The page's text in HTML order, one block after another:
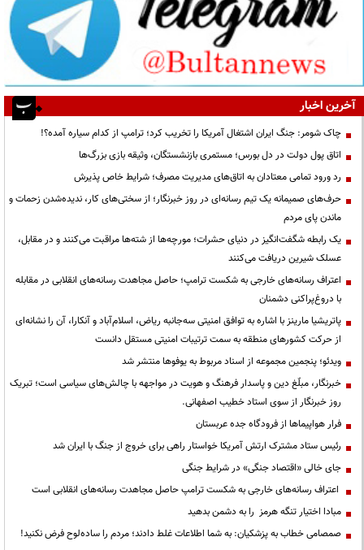
آخرین اخبار
چاک شومر: جنگ ایران اشتغال آمریکا را تخریب کرد؛ ترامپ از کدام سیاره آمده؟!
اتاق پول دولت در دل بورس؛ مستمری بازنشستگان، وثیقه بازی بزرگ‌ها
رد ورود تمامی معتادان به اتاق‌های مدیریت مصرف؛ شرایط خاص پذیرش
حرف‌های صمیمانه یک تیم رسانه‌ای در روز خبرنگار؛ از سختی‌های کار، ندیده‌شدن زحمات و
ماندن پای مردم
یک رابطه شگفت‌انگیز در دنیای حشرات؛ مورچه‌ها از شته‌ها مراقبت می‌کنند و در مقابل،
عسلک شیرین دریافت می‌کنند
اعتراف رسانه‌های خارجی به شکست ترامپ؛ حاصل مجاهدت رسانه‌های انقلابی در مقابله
با دروغ‌پراکنی دشمنان
پاتریشیا مارینز با اشاره به توافق امنیتی سه‌جانبه ریاض، اسلام‌آباد و آنکارا، آن را نشانه‌ای
از حرکت کشورهای منطقه به سمت ترتیبات امنیتی مستقل دانست
ویدئو؛ پنجمین مجموعه از اسناد مربوط به یوفوها منتشر شد
خبرنگار، مبلّغ دین و پاسدار فرهنگ و هویت در مواجهه با چالش‌های سیاسی است؛ تبریک
روز خبرنگار از سوی استاد خطیب اصفهانی.
فرار هواپیماها از فرودگاه جده عربستان
رئیس ستاد مشترک ارتش آمریکا خواستار راهی برای خروج از جنگ با ایران شد
جای خالی «اقتصاد جنگی» در شرایط جنگی
اعتراف رسانه‌های خارجی به شکست ترامپ حاصل مجاهدت رسانه‌های انقلابی است
مبادا اختیار تنگه هرمز را به دشمن بدهید
صمصامی خطاب به پزشکیان: به شما اطلاعات غلط دادند؛ مردم را ساده‌لوح فرض نکنید!